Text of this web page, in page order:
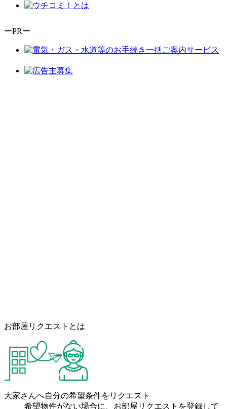
ーPRー
お部屋リクエストとは
大家さんへ自分の希望条件をリクエスト
希望物件がない場合に、お部屋リクエストを登録して